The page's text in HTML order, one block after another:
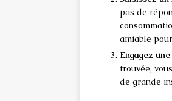
pas de
amiable
Engagez
trouvée,
de grande